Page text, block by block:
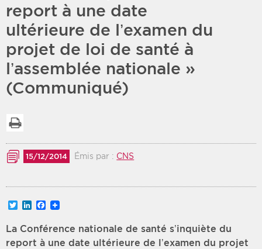
Période
Choisir une date de débutChoisir une date de finChronologique
Inversé
report à une date
ultérieure de l’examen du
projet de loi de santé à
l’assemblée nationale »
(Communiqué)
15/12/2014 Émis par : CNS
TwitterLinkedInFacebook
La Conférence nationale de santé s’inquiète du
report à une date ultérieure de l’examen du projet